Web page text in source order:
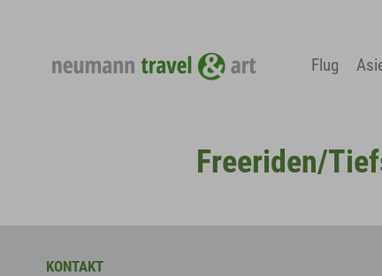
Flug
Freeriden/
KONTAKT